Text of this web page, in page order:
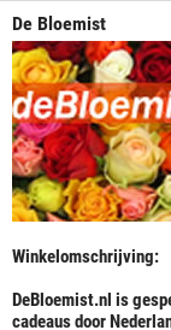
De Bloemist
Winkelomschrijving:
DeBloemist.nl is
cadeaus door